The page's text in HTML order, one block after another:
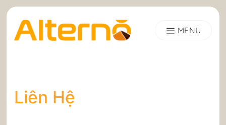
Skip
content
Liên Hệ